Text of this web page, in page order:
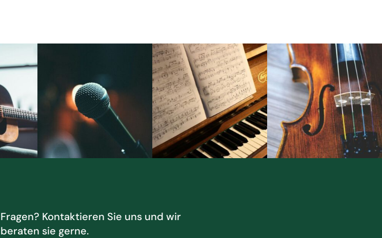
Fragen? Kontaktieren Sie uns und wir
beraten sie gerne.